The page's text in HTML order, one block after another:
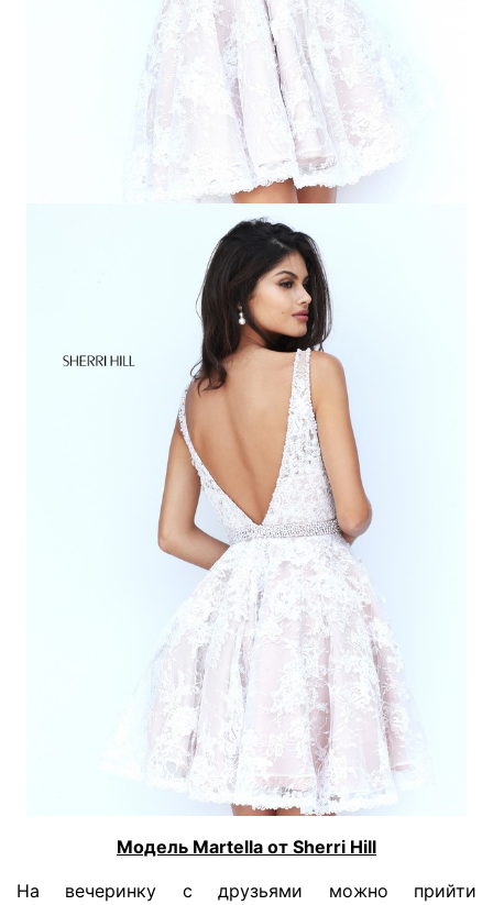
Модель Martella от Sherri Hill
На вечеринку с друзьями можно прийти